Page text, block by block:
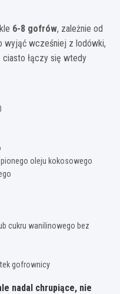
6-8 gofrów, zależnie od
wyjąć wcześniej z lodówki,
łączy się wtedy
oleju kokosowego
cukru wanilinowego bez
gofrownicy
nadal chrupiące, nie